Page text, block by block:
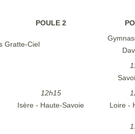
POULE 2
Gratte-Ciel
12h15
Isère - Haute-Savoie
Loire -